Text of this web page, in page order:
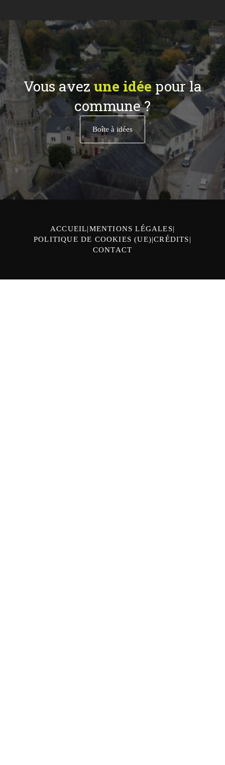
Vous avezune idéepour la
commune ?
Boîte à idées
ACCUEIL MENTIONS LÉGALES
POLITIQUE DE COOKIES (UE) CRÉDITS
CONTACT